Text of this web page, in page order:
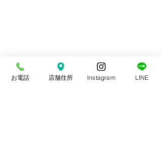
お電話 店舗住所 Instagram LINE